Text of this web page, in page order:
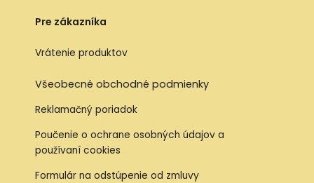
Pre zákazníka
Vrátenie produktov
Všeobecné obchodné podmienky
Reklamačný poriadok
Poučenie o ochrane osobných údajov a
používaní cookies
Formulár na odstúpenie od zmluvy